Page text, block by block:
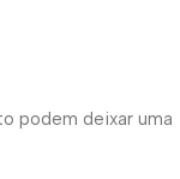
podem deixar uma